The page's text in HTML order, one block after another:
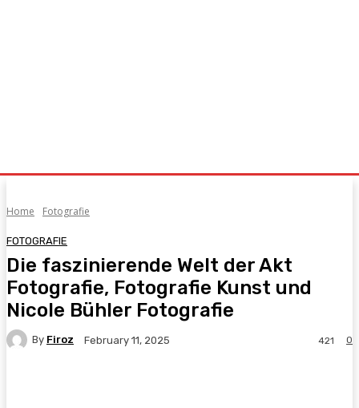
Home Fotografie
FOTOGRAFIE
Die faszinierende Welt der Akt
Fotografie, Fotografie Kunst und
Nicole Bühler Fotografie
By Firoz February 11, 2025 0
421